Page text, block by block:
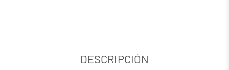
DESCRIPCIÓN